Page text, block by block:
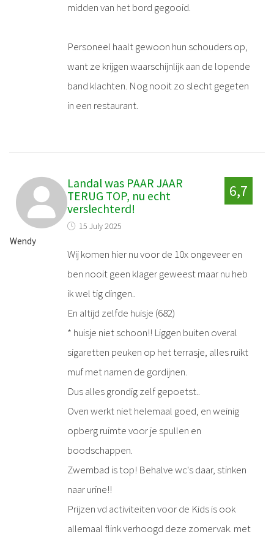
midden van het bord gegooid.
Personeel haalt gewoon hun schouders op,
want ze krijgen waarschijnlijk aan de lopende
band klachten. Nog nooit zo slecht gegeten
in een restaurant.
Wendy
Landal was PAAR JAAR
TERUG TOP, nu echt
verslechterd!
15 July 2025
6,7
Wij komen hier nu voor de 10x ongeveer en
ben nooit geen klager geweest maar nu heb
ik wel tig dingen..
En altijd zelfde huisje (682)
* huisje niet schoon!! Liggen buiten overal
sigaretten peuken op het terrasje, alles ruikt
muf met namen de gordijnen.
Dus alles grondig zelf gepoetst..
Oven werkt niet helemaal goed, en weinig
opberg ruimte voor je spullen en
boodschappen.
Zwembad is top! Behalve wc's daar, stinken
naar urine!!
Prijzen vd activiteiten voor de Kids is ook
allemaal flink verhoogd deze zomervak. met